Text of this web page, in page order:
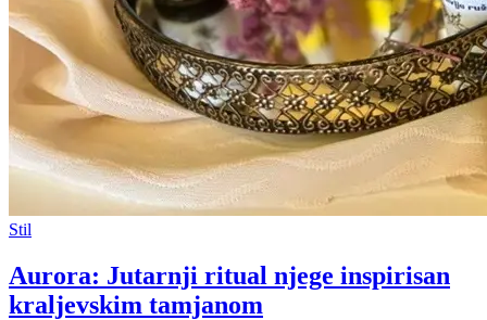
Stil
Aurora: Jutarnji ritual njege inspirisan
kraljevskim tamjanom